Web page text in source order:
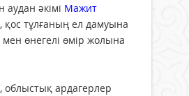
аудан әкімі Мажит
тұлғаның ел дамуына
мен өнегелі өмір жолына
облыстық ардагерлер